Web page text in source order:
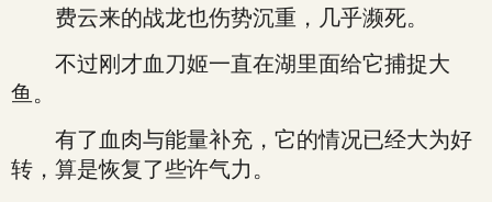
费云来的战龙也伤势沉重，几乎濒死。
不过刚才血刀姬一直在湖里面给它捕捉大
鱼。
有了血肉与能量补充，它的情况已经大为好
转，算是恢复了些许气力。